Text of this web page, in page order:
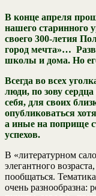
В конце апреля
нашего старинного
своего 300-летия
город мечта»…
школы и дома. Но
Всегда во всех
люди, по зову
себя, для своих
опубликоваться
а иные на поприще
успехов.
В «литературном
элегантного
пообщаться.
очень разнообразна: